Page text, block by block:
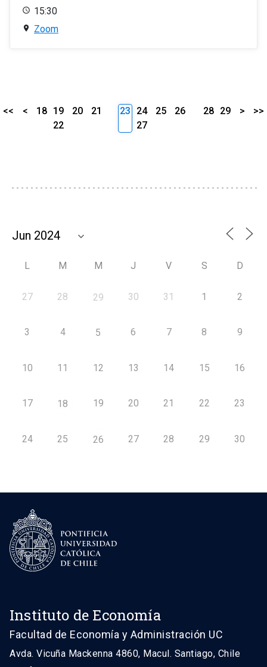
15:30
Zoom
<< < 18 19 20
21
22
23 24 25
26
27
28 29 > >>
L M M J V S D
27 28 29 30 31 1 2
3 4 5 6 7 8 9
10 11 12 13 14 15 16
17 18 19 20 21 22 23
24 25 26 27 28 29 30
Instituto de Economía
Facultad de Economía y Administración UC
Avda. Vicuña Mackenna 4860, Macul. Santiago, Chile